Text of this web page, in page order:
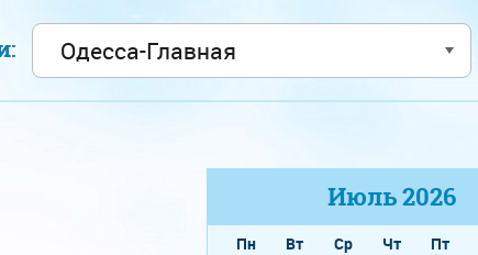
Июль2026
Пн Вт Ср Чт Пт